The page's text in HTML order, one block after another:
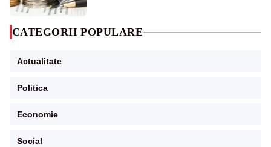
CATEGORII POPULARE
Actualitate
Politica
Economie
Social